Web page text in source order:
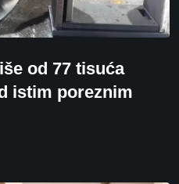
od 77 tisuća
istim poreznim